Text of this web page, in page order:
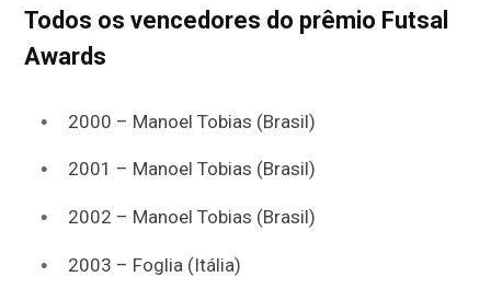
Todos os vencedores do prêmio Futsal
Awards
2000 – Manoel Tobias (Brasil)
2001 – Manoel Tobias (Brasil)
2002 – Manoel Tobias (Brasil)
2003 – Foglia (Itália)